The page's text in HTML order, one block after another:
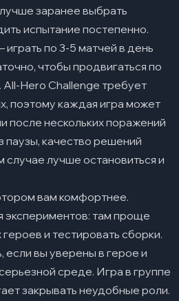
заранее выбрать
испытание постепенно.
по 3-5 матчей в день
чтобы продвигаться по
All-Hero Challenge требует
поэтому каждая игра может
после нескольких поражений
паузы, качество решений
случае лучше остановиться и
вам комфортнее.
экспериментов: там проще
и тестировать сборки.
если вы уверены в герое и
среде. Игра в группе
закрывать неудобные роли.